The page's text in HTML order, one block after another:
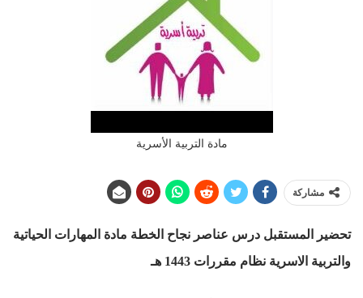
مادة التربية الأسرية
مشاركة
تحضير المستقبل درس عناصر نجاح الخطة مادة المهارات الحياتية
والتربية الاسرية نظام مقررات